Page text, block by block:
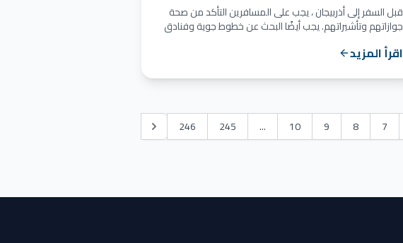
قبل السفر إلى أذربيجان ، يجب على المسافرين التأكد من صحة
جوازاتهم وتأشيراتهم. يجب أيضًا البحث عن خطوط جوية وفنادق
اقرأ المزيد
7
8
9
10
...
245
246